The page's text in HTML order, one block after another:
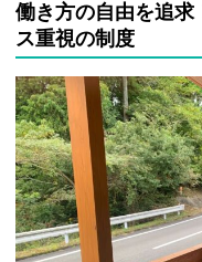
働き方の自由を追
ス重視の制度